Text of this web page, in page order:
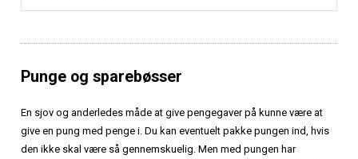
Punge og sparebøsser
En sjov og anderledes måde at give pengegaver på kunne være at
give en pung med penge i. Du kan eventuelt pakke pungen ind, hvis
den ikke skal være så gennemskuelig. Men med pungen har